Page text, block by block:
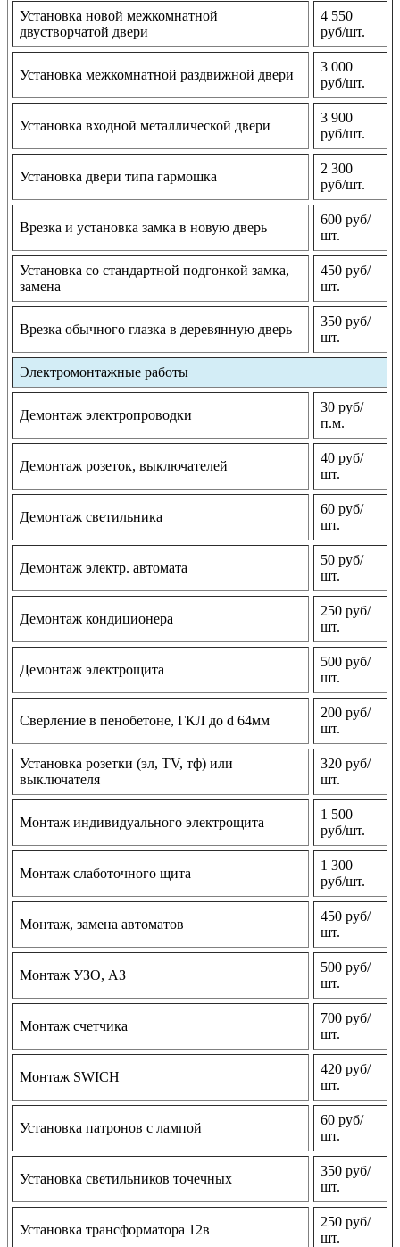
Установка новой межкомнатной
двустворчатой двери
4 550
руб/шт.
Установка межкомнатной раздвижной двери
3 000
руб/шт.
Установка входной металлической двери
3 900
руб/шт.
Установка двери типа гармошка
2 300
руб/шт.
Врезка и установка замка в новую дверь
600 руб/
шт.
Установка со стандартной подгонкой замка,
замена
450 руб/
шт.
Врезка обычного глазка в деревянную дверь
350 руб/
шт.
Электромонтажные работы
Демонтаж электропроводки
30 руб/
п.м.
Демонтаж розеток, выключателей
40 руб/
шт.
Демонтаж светильника
60 руб/
шт.
Демонтаж электр. автомата
50 руб/
шт.
Демонтаж кондиционера
250 руб/
шт.
Демонтаж электрощита
500 руб/
шт.
Сверление в пенобетоне, ГКЛ до d 64мм
200 руб/
шт.
Установка розетки (эл, TV, тф) или
выключателя
320 руб/
шт.
Монтаж индивидуального электрощита
1 500
руб/шт.
Монтаж слаботочного щита
1 300
руб/шт.
Монтаж, замена автоматов
450 руб/
шт.
Монтаж УЗО, АЗ
500 руб/
шт.
Монтаж счетчика
700 руб/
шт.
Монтаж SWICH
420 руб/
шт.
Установка патронов с лампой
60 руб/
шт.
Установка светильников точечных
350 руб/
шт.
Установка трансформатора 12в
250 руб/
шт.